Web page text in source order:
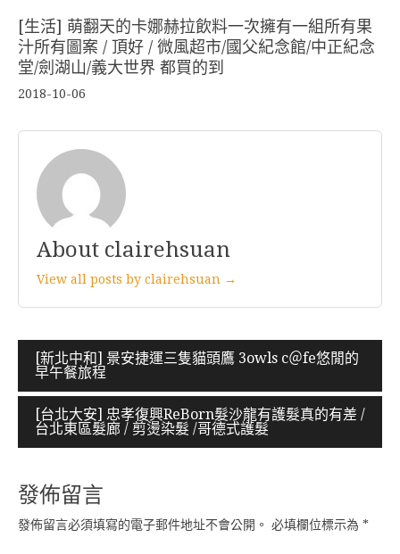
[生活] 萌翻天的卡娜赫拉飲料一次擁有一組所有果
汁所有圖案 / 頂好 / 微風超市/國父紀念館/中正紀念
堂/劍湖山/義大世界 都買的到
2018-10-06
About clairehsuan
View all posts by clairehsuan →
文
章
導
覽
[新北中和] 景安捷運三隻貓頭鷹 3owls c＠fe悠閒的
早午餐旅程
[台北大安] 忠孝復興ReBorn髮沙龍有護髮真的有差 /
台北東區髮廊 / 剪燙染髮 /哥德式護髮
發佈留言
發佈留言必須填寫的電子郵件地址不會公開。 必填欄位標示為 *